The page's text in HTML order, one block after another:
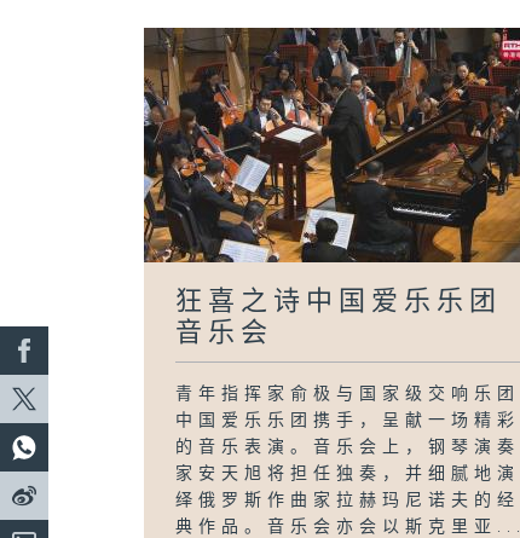
狂喜之诗中国爱乐乐团
音乐会
青年指挥家俞极与国家级交响乐团
中国爱乐乐团携手，呈献一场精彩
的音乐表演。音乐会上，钢琴演奏
家安天旭将担任独奏，并细腻地演
绎俄罗斯作曲家拉赫玛尼诺夫的经
典作品。音乐会亦会以斯克里亚...